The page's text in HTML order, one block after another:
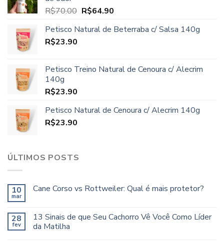
R$70.00 O
original
R$64.90O
atual
Petisco Natural de Beterraba c/ Salsa 140g
R$23.90
Petisco Treino Natural de Cenoura c/ Alecrim
140g
R$23.90
Petisco Natural de Cenoura c/ Alecrim 140g
R$23.90
ÚLTIMOS POSTS
10
mar
Cane Corso vs Rottweiler: Qual é mais protetor?
28
fev
13 Sinais de que Seu Cachorro Vê Você Como Líder
da Matilha